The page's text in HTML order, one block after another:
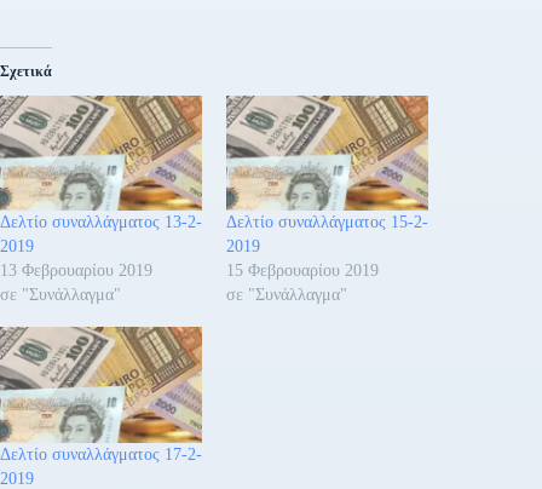
Σχετικά
Δελτίο συναλλάγματος 13-2-
2019
13 Φεβρουαρίου 2019
σε "Συνάλλαγμα"
Δελτίο συναλλάγματος 15-2-
2019
15 Φεβρουαρίου 2019
σε "Συνάλλαγμα"
Δελτίο συναλλάγματος 17-2-
2019